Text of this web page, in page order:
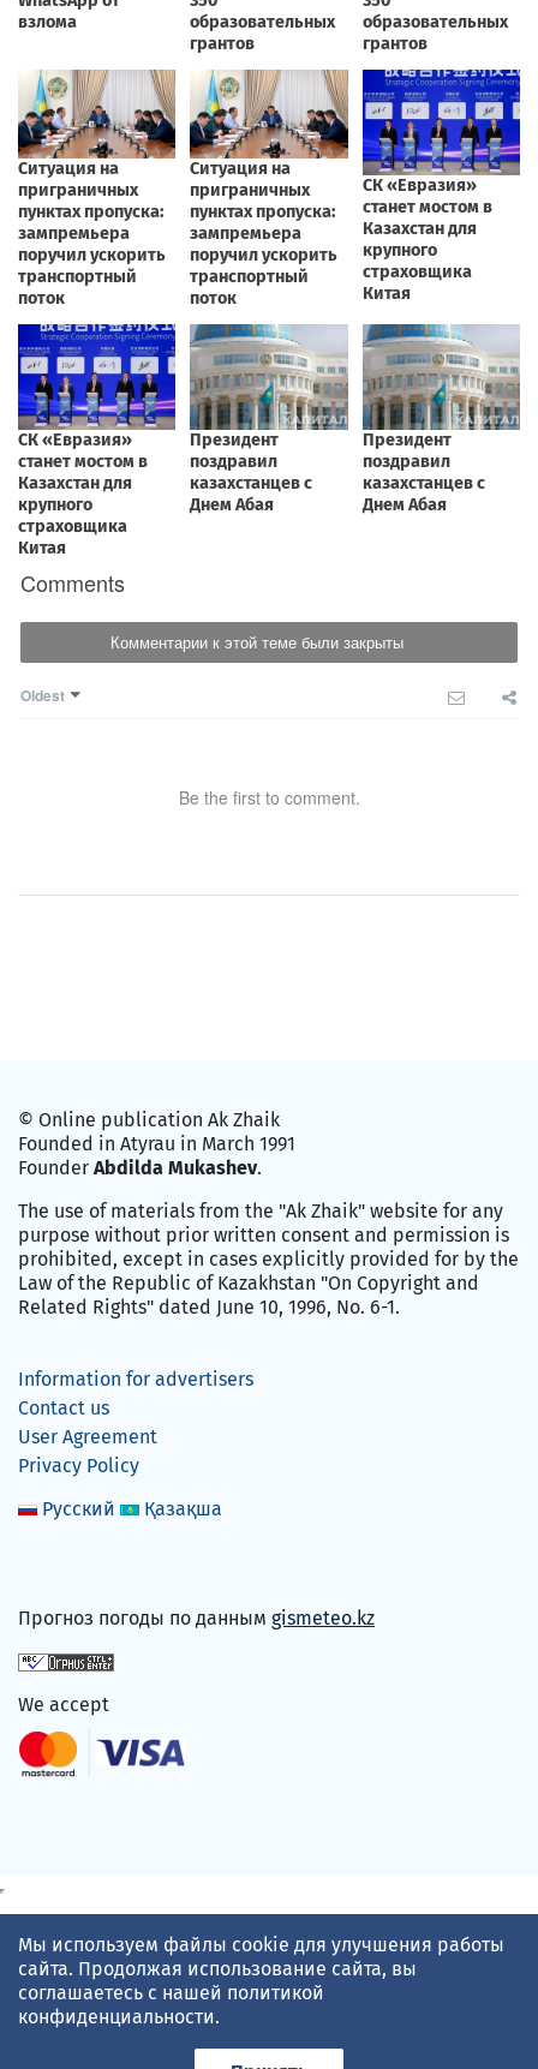
Comments
Комментарии к этой теме были закрыты
Oldest
Be the first to comment.
© Online publication Ak Zhaik
Founded in Atyrau in March 1991
Founder Abdilda Mukashev.
The use of materials from the "Ak Zhaik" website for any
purpose without prior written consent and permission is
prohibited, except in cases explicitly provided for by the
Law of the Republic of Kazakhstan "On Copyright and
Related Rights" dated June 10, 1996, No. 6-1.
Information for advertisers
Contact us
User Agreement
Privacy Policy
Русский
Қазақша
Прогноз погоды по данным gismeteo.kz
We accept
Мы используем файлы cookie для улучшения работы
сайта. Продолжая использование сайта, вы
соглашаетесь с нашей политикой
конфиденциальности.